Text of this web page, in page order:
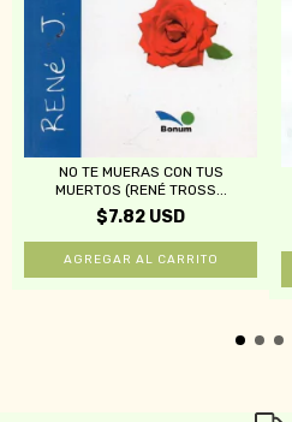
NO TE MUERAS CON TUS
MUERTOS (RENÉ TROSS...
$7.82 USD